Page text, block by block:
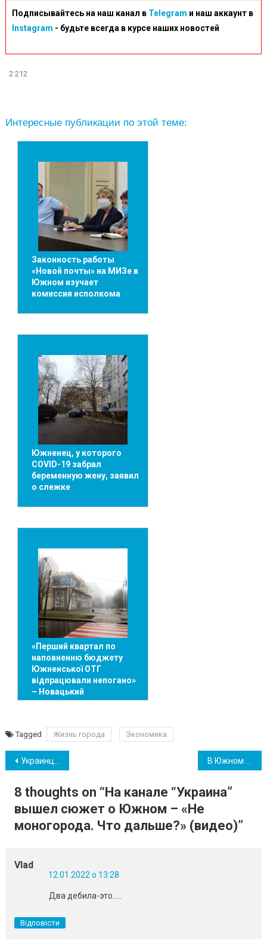
Подписывайтесь на наш канал в Telegram и наш аккаунт в
Instagram - будьте всегда в курсе наших новостей
2 212
Интересные публикации по этой теме:
Законность работы
«Новой почты» на МИЗе в
Южном изучает
комиссия исполкома
Южненец, у которого
COVID-19 забрал
беременную жену, заявил
о слежке
«Перший квартал по
наповненню бюджету
Южненської ОТГ
відпрацювали непогано»
– Новацький
Tagged Жизнь города Экономика
Навігація
записів
Украинцы жалуются на новое меню от Клопотенко в садах и школах
8 thoughts on “На канале “Украина”
вышел сюжет о Южном – «Не
моногорода. Что дальше?» (видео)”
Vlad
12.01.2022 о 13:28
Два дебила-это…..
Відповісти